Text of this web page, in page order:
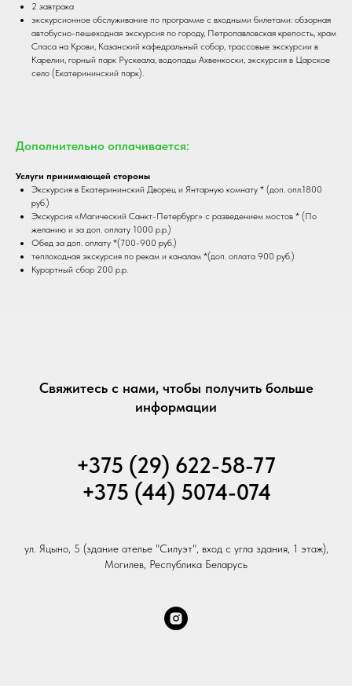
2 завтрака
экскурсионное обслуживание по программе с входными билетами: обзорная
автобусно-пешеходная экскурсия по городу, Петропавловская крепость, храм
Спаса на Крови, Казанский кафедральный собор, трассовые экскурсии в
Карелии, горный парк Рускеала, водопады Ахвенкоски, экскурсия в Царское
село (Екатерининский парк).
Дополнительно оплачивается:
Услуги принимающей стороны
Экскурсия в Екатерининский Дворец и Янтарную комнату * (доп. опл.1800
руб.)
Экскурсия «Магический Санкт-Петербург» с разведением мостов * (По
желанию и за доп. оплату 1000 р.р.)
Обед за доп. оплату *(700-900 руб.)
теплоходная экскурсия по рекам и каналам *(доп. оплата 900 руб.)
Курортный сбор 200 р.р.
Свяжитесь с нами, чтобы получить больше
информации
+375 (29) 622-58-77
+375 (44) 5074-074
ул. Яцыно, 5 (здание ателье "Силуэт", вход с угла здания, 1 этаж),
Могилев, Республика Беларусь